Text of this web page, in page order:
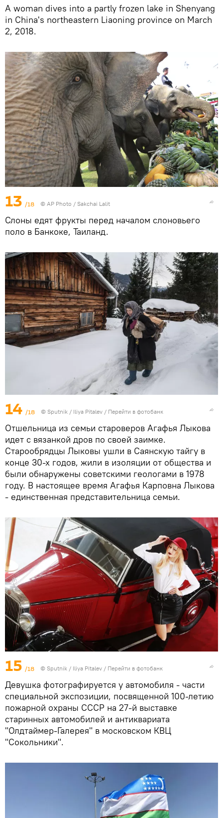
A woman dives into a partly frozen lake in Shenyang
in China's northeastern Liaoning province on March
2, 2018.
13 /18 © AP Photo / Sakchai Lalit
Слоны едят фрукты перед началом слоновьего
поло в Банкоке, Таиланд.
14 /18 © Sputnik / Iliya Pitalev / Перейти в фотобанк
Отшельница из семьи староверов Агафья Лыкова
идет с вязанкой дров по своей заимке.
Старообрядцы Лыковы ушли в Саянскую тайгу в
конце 30-х годов, жили в изоляции от общества и
были обнаружены советскими геологами в 1978
году. В настоящее время Агафья Карповна Лыкова
- единственная представительница семьи.
15 /18 © Sputnik / Iliya Pitalev / Перейти в фотобанк
Девушка фотографируется у автомобиля - части
специальной экспозиции, посвященной 100-летию
пожарной охраны СССР на 27-й выставке
старинных автомобилей и антиквариата
"Олдтаймер-Галерея" в московском КВЦ
"Сокольники".